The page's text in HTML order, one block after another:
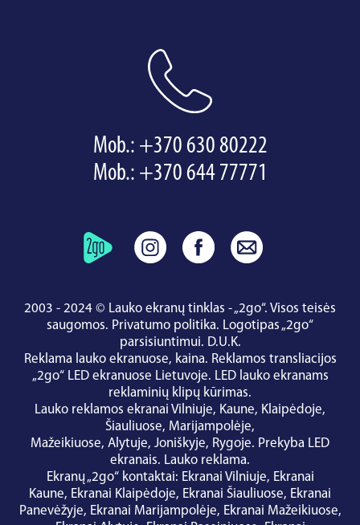
Mob.: +370 630 80222
Mob.: +370 644 77771
2003 - 2024 © Lauko ekranų tinklas - „2go“. Visos teisės
saugomos. Privatumo politika. Logotipas „2go“
parsisiuntimui. D.U.K.
Reklama lauko ekranuose, kaina. Reklamos transliacijos
„2go“ LED ekranuose Lietuvoje. LED lauko ekranams
reklaminių klipų kūrimas.
Lauko reklamos ekranai Vilniuje, Kaune, Klaipėdoje,
Šiauliuose, Marijampolėje,
Mažeikiuose, Alytuje, Joniškyje, Rygoje. Prekyba LED
ekranais. Lauko reklama.
Ekranų „2go“ kontaktai: Ekranai Vilniuje, Ekranai
Kaune, Ekranai Klaipėdoje, Ekranai Šiauliuose, Ekranai
Panevėžyje, Ekranai Marijampolėje, Ekranai Mažeikiuose,